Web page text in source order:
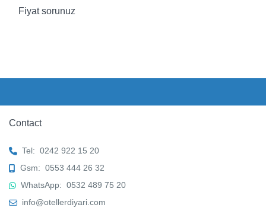
Fiyat sorunuz
Contact
Tel: 0242 922 15 20
Gsm: 0553 444 26 32
WhatsApp: 0532 489 75 20
info@otellerdiyari.com